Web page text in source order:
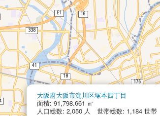
大阪府大阪市淀川区塚本四丁目
面積: 91,798.661 ㎡
人口総数: 2,050 人 世帯総数: 1,184 世帯